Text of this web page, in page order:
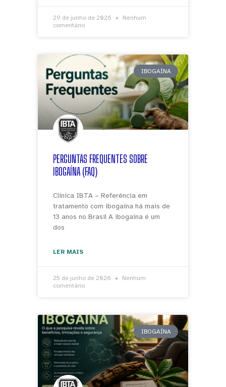
29 de junho de 2026
Nenhum
comentário
IBOGAÍNA
PERGUNTAS FREQUENTES SOBRE
IBOGAÍNA (FAQ)
Clínica IBTA – Referência em
tratamento com ibogaína há mais de
13 anos no Brasil A ibogaína é um
dos
LER MAIS
25 de junho de 2026
Nenhum
comentário
IBOGAÍNA